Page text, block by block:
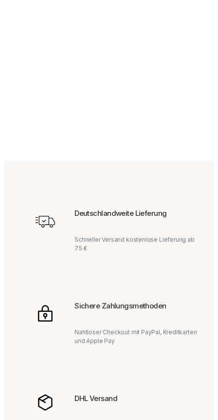
Deutschlandweite Lieferung
Schneller Versand kostenlose Lieferung ab
75 €
Sichere Zahlungsmethoden
Nahtloser Checkout mit PayPal, Kreditkarten
und Apple Pay
DHL Versand